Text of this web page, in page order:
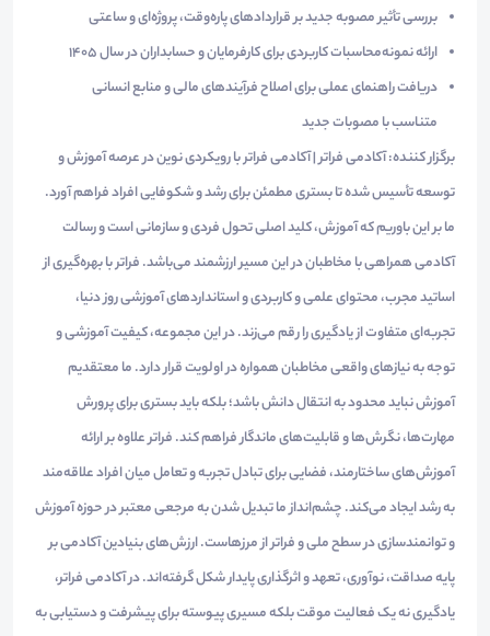
بررسی تأثیر مصوبه جدید بر قراردادهای پاره‌وقت، پروژه‌ای و ساعتی
ارائه نمونه‌محاسبات کاربردی برای کارفرمایان و حسابداران در سال ۱۴۰۵
دریافت راهنمای عملی برای اصلاح فرآیندهای مالی و منابع انسانی
متناسب با مصوبات جدید
برگزار کننده: آکادمی فراتر | آکادمی فراتر با رویکردی نوین در عرصه آموزش و
توسعه تأسیس شده تا بستری مطمئن برای رشد و شکوفایی افراد فراهم آورد.
ما بر این باوریم که آموزش، کلید اصلی تحول فردی و سازمانی است و رسالت
آکادمی همراهی با مخاطبان در این مسیر ارزشمند می‌باشد. فراتر با بهره‌گیری از
اساتید مجرب، محتوای علمی و کاربردی و استانداردهای آموزشی روز دنیا،
تجربه‌ای متفاوت از یادگیری را رقم می‌زند. در این مجموعه، کیفیت آموزشی و
توجه به نیازهای واقعی مخاطبان همواره در اولویت قرار دارد. ما معتقدیم
آموزش نباید محدود به انتقال دانش باشد؛ بلکه باید بستری برای پرورش
مهارت‌ها، نگرش‌ها و قابلیت‌های ماندگار فراهم کند. فراتر علاوه بر ارائه
آموزش‌های ساختارمند، فضایی برای تبادل تجربه و تعامل میان افراد علاقه‌مند
به رشد ایجاد می‌کند. چشم‌انداز ما تبدیل شدن به مرجعی معتبر در حوزه آموزش
و توانمندسازی در سطح ملی و فراتر از مرزهاست. ارزش‌های بنیادین آکادمی بر
پایه صداقت، نوآوری، تعهد و اثرگذاری پایدار شکل گرفته‌اند. در آکادمی فراتر،
یادگیری نه یک فعالیت موقت بلکه مسیری پیوسته برای پیشرفت و دستیابی به